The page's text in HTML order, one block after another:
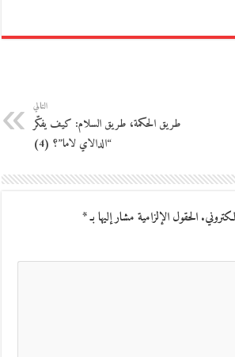
التالي
طريق الحكمة، طريق السلام: كيف يفكّر
“الدالاي لاما”؟ (4)
الحقول الإلزامية مشار إليها بـ*